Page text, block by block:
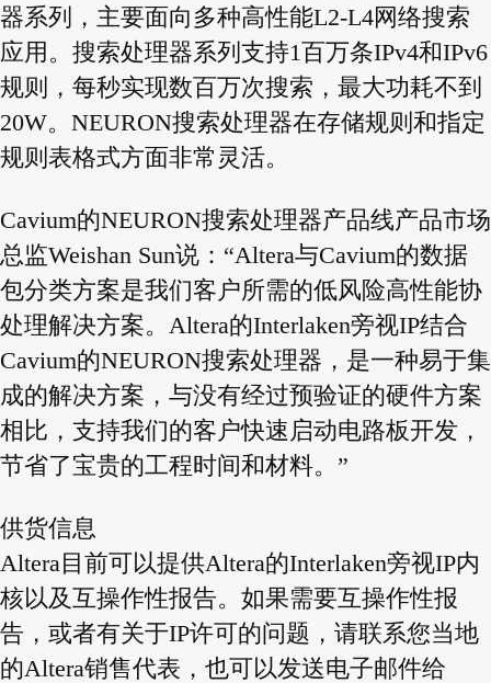
器系列，主要面向多种高性能L2-L4网络搜索
应用。搜索处理器系列支持1百万条IPv4和IPv6
规则，每秒实现数百万次搜索，最大功耗不到
20W。NEURON搜索处理器在存储规则和指定
规则表格式方面非常灵活。
Cavium的NEURON搜索处理器产品线产品市场
总监Weishan Sun说：“Altera与Cavium的数据
包分类方案是我们客户所需的低风险高性能协
处理解决方案。Altera的Interlaken旁视IP结合
Cavium的NEURON搜索处理器，是一种易于集
成的解决方案，与没有经过预验证的硬件方案
相比，支持我们的客户快速启动电路板开发，
节省了宝贵的工程时间和材料。”
供货信息
Altera目前可以提供Altera的Interlaken旁视IP内
核以及互操作性报告。如果需要互操作性报
告，或者有关于IP许可的问题，请联系您当地
的Altera销售代表，也可以发送电子邮件给